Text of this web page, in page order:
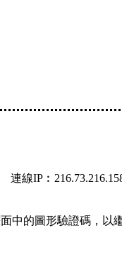
連線
中的圖形驗證碼，以